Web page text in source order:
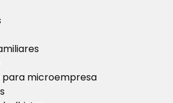
para microempresa